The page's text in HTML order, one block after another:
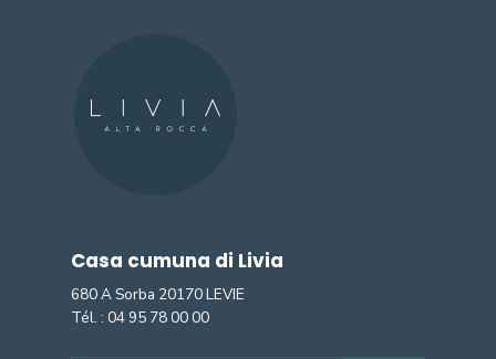
Casa cumuna di Livia
680 A Sorba 20170 LEVIE
Tél. : 04 95 78 00 00